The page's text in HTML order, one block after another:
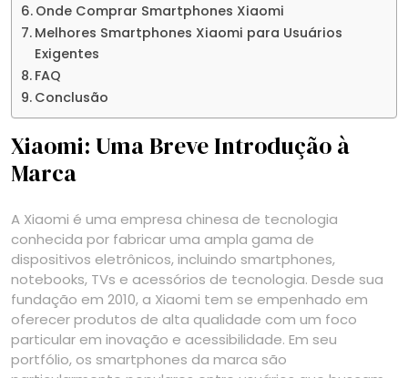
Onde Comprar Smartphones Xiaomi
Melhores Smartphones Xiaomi para Usuários
Exigentes
FAQ
Conclusão
Xiaomi: Uma Breve Introdução à
Marca
A Xiaomi é uma empresa chinesa de tecnologia
conhecida por fabricar uma ampla gama de
dispositivos eletrônicos, incluindo smartphones,
notebooks, TVs e acessórios de tecnologia. Desde sua
fundação em 2010, a Xiaomi tem se empenhado em
oferecer produtos de alta qualidade com um foco
particular em inovação e acessibilidade. Em seu
portfólio, os smartphones da marca são